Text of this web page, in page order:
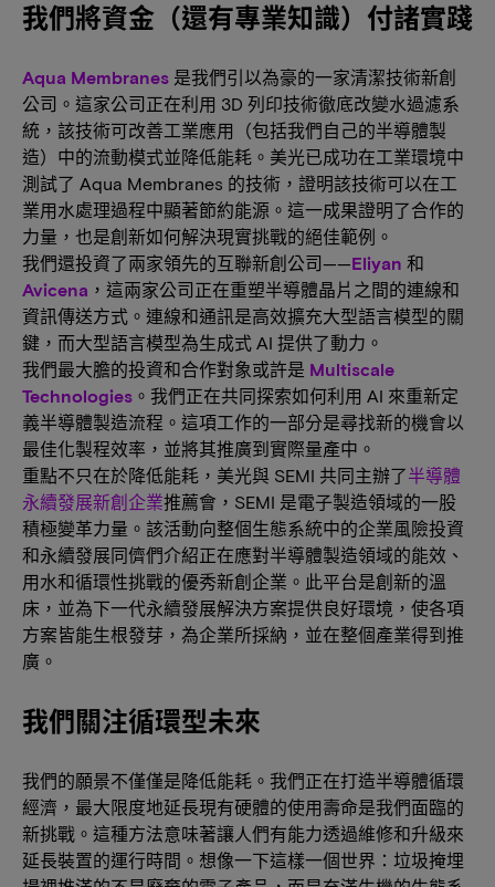
我們將資金（還有專業知識）付諸實踐
Aqua Membranes 是我們引以為豪的一家清潔技術新創
公司。這家公司正在利用 3D 列印技術徹底改變水過濾系
統，該技術可改善工業應用（包括我們自己的半導體製
造）中的流動模式並降低能耗。美光已成功在工業環境中
測試了 Aqua Membranes 的技術，證明該技術可以在工
業用水處理過程中顯著節約能源。這一成果證明了合作的
力量，也是創新如何解決現實挑戰的絕佳範例。
我們還投資了兩家領先的互聯新創公司——Eliyan 和
Avicena ，這兩家公司正在重塑半導體晶片之間的連線和
資訊傳送方式。連線和通訊是高效擴充大型語言模型的關
鍵，而大型語言模型為生成式 AI 提供了動力。
我們最大膽的投資和合作對象或許是 Multiscale
Technologies 。我們正在共同探索如何利用 AI 來重新定
義半導體製造流程。這項工作的一部分是尋找新的機會以
最佳化製程效率，並將其推廣到實際量產中。
重點不只在於降低能耗，美光與 SEMI 共同主辦了半導體
永續發展新創企業推薦會，SEMI 是電子製造領域的一股
積極變革力量。該活動向整個生態系統中的企業風險投資
和永續發展同儕們介紹正在應對半導體製造領域的能效、
用水和循環性挑戰的優秀新創企業。此平台是創新的溫
床，並為下一代永續發展解決方案提供良好環境，使各項
方案皆能生根發芽，為企業所採納，並在整個產業得到推
廣。
我們關注循環型未來
我們的願景不僅僅是降低能耗。我們正在打造半導體循環
經濟，最大限度地延長現有硬體的使用壽命是我們面臨的
新挑戰。這種方法意味著讓人們有能力透過維修和升級來
延長裝置的運行時間。想像一下這樣一個世界：垃圾掩埋